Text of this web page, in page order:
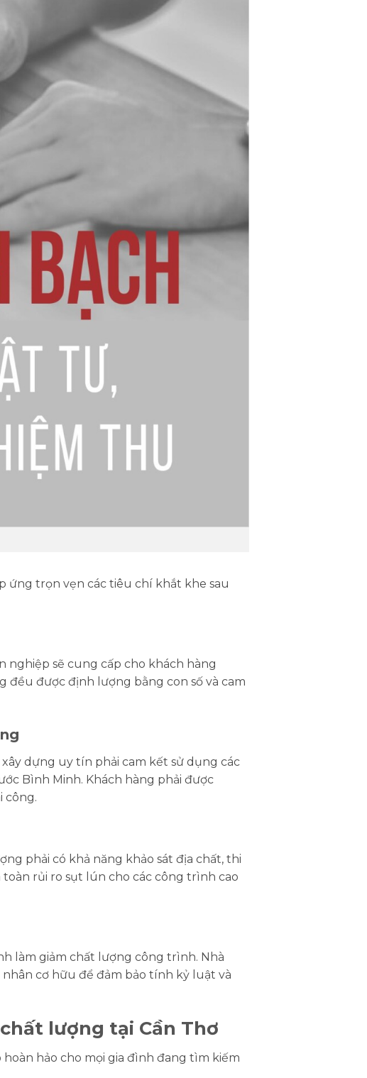
ứng trọn vẹn các tiêu chí khắt khe sau
nghiệp sẽ cung cấp cho khách hàng
đều được định lượng bằng con số và cam
dựng uy tín phải cam kết sử dụng các
Bình Minh. Khách hàng phải được
công.
phải có khả năng khảo sát địa chất, thi
rủi ro sụt lún cho các công trình cao
làm giảm chất lượng công trình. Nhà
cơ hữu để đảm bảo tính kỷ luật và
lượng tại Cần Thơ
hảo cho mọi gia đình đang tìm kiếm